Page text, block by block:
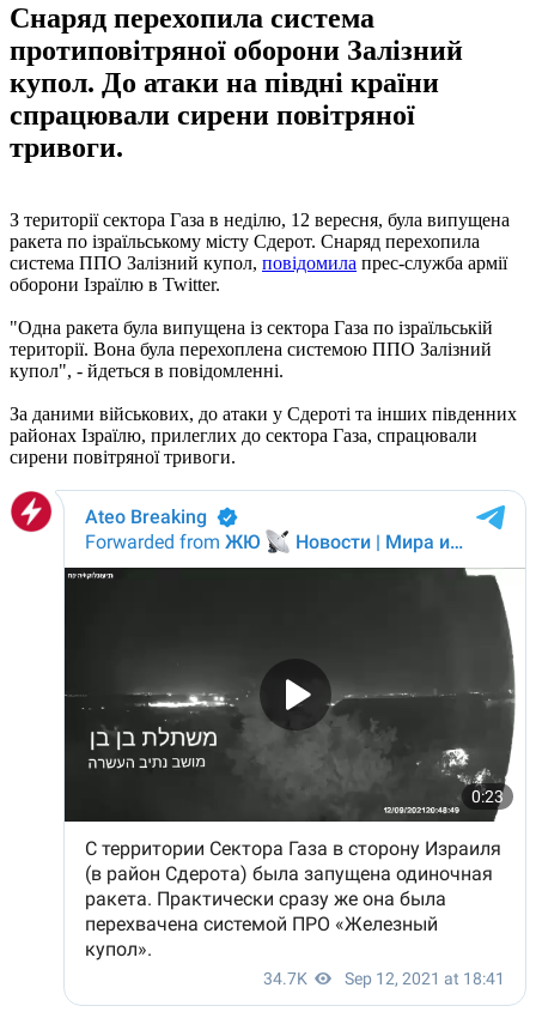
Снаряд перехопила система
протиповітряної оборони Залізний
купол. До атаки на півдні країни
спрацювали сирени повітряної
тривоги.
З території сектора Газа в неділю, 12 вересня, була випущена
ракета по ізраїльському місту Сдерот. Снаряд перехопила
система ППО Залізний купол, повідомила прес-служба армії
оборони Ізраїлю в Twitter.
"Одна ракета була випущена із сектора Газа по ізраїльській
території. Вона була перехоплена системою ППО Залізний
купол", - йдеться в повідомленні.
За даними військових, до атаки у Сдероті та інших південних
районах Ізраїлю, прилеглих до сектора Газа, спрацювали
сирени повітряної тривоги.